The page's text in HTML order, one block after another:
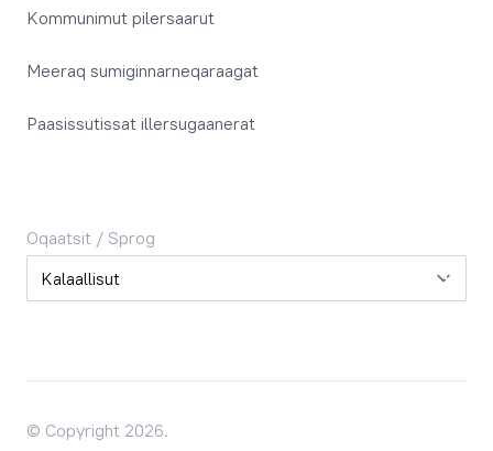
Kommunimut pilersaarut
Meeraq sumiginnarneqaraagat
Paasissutissat illersugaanerat
Oqaatsit / Sprog
Oqaatsit / Sprog
© Copyright 2026.